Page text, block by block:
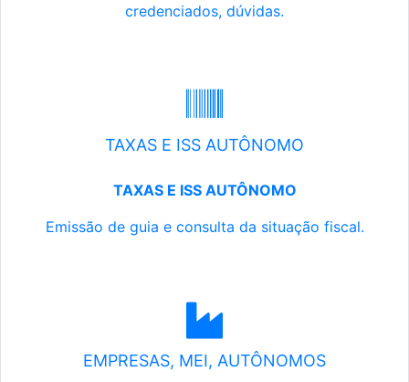
credenciados, dúvidas.
TAXAS E ISS AUTÔNOMO
TAXAS E ISS AUTÔNOMO
Emissão de guia e consulta da situação fiscal.
EMPRESAS, MEI, AUTÔNOMOS